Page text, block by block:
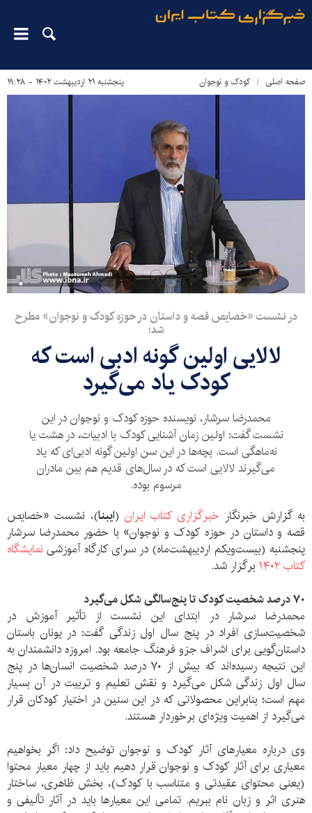
صفحه اصلی کودک و نوجوان پنجشنبه ۲۱ اردیبهشت ۱۴۰۲ - ۱۹:۲۸
در نشست «خصایص قصه و داستان در حوزه کودک و نوجوان» مطرح
شد؛
لالایی اولین گونه ادبی است که
کودک یاد می‌گیرد
محمدرضا سرشار، نویسنده حوزه کودک و نوجوان در این
نشست گفت: اولین زمان آشنایی کودک با ادبیات، در هشت یا
نه‌ماهگی است. بچه‌ها در این سن اولین گونه ادبی‌ای که یاد
می‌گیرند لالایی است که در سال‌های قدیم هم بین مادران
مرسوم بوده.
به گزارش خبرنگار خبرگزاری کتاب ایران (ایبنا)، نشست «خصایص
قصه و داستان در حوزه کودک و نوجوان» با حضور محمدرضا سرشار
پنجشنبه (بیست‌ویکم اردیبهشت‌ماه) در سرای کارگاه آموزشی نمایشگاه
کتاب ۱۴۰۲
برگزار شد.
۷۰ درصد شخصیت کودک تا پنج‌سالگی شکل می‌گیرد
محمدرضا سرشار در ابتدای این نشست از تأثیر آموزش در
شخصیت‌سازی افراد در پنج سال اول زندگی گفت: در یونان باستان
داستان‌گویی برای اشراف جزو فرهنگ جامعه بود. امروزه دانشمندان به
این نتیجه رسیده‌اند که بیش از ۷۰ درصد شخصیت انسان‌ها در پنج
سال اول زندگی شکل می‌گیرد و نقش تعلیم و تربیت در آن بسیار
مهم است؛ بنابراین محصولاتی که در این سنین در اختیار کودکان قرار
می‌گیرد از اهمیت ویژه‌ای برخوردار هستند.
وی درباره معیارهای آثار کودک و نوجوان توضیح داد: اگر بخواهیم
معیاری برای آثار کودک و نوجوان قرار دهیم باید از چهار معیار محتوا
(یعنی محتوای عقیدتی و متناسب با کودک)، بخش ظاهری، ساختار
هنری اثر و زبان نام ببریم. تمامی این معیارها باید در آثار تألیفی و